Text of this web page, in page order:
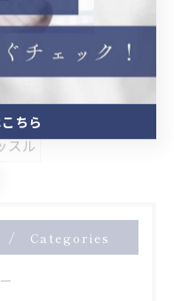
スル
Categories
ちら
ちら